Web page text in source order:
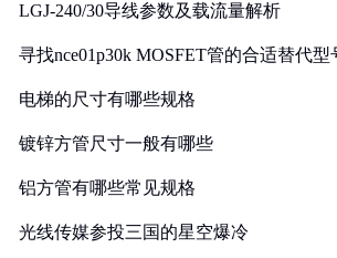
LGJ-240/30导线参数及载流量解析
寻找nce01p30k MOSFET管的合适替代型
电梯的尺寸有哪些规格
镀锌方管尺寸一般有哪些
铝方管有哪些常见规格
光线传媒参投三国的星空爆冷